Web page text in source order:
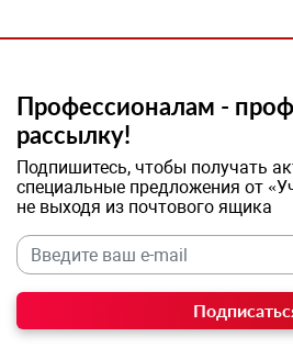
Профессионалам -
рассылку!
Подпишитесь, чтобы получать
специальные предложения от
не выходя из почтового ящика